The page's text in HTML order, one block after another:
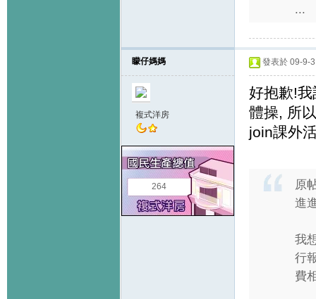
...
矇仔媽媽
複式洋房
264
發表於 09-9-
好抱歉!
體操, 所
join課外
原
進
我
行
費